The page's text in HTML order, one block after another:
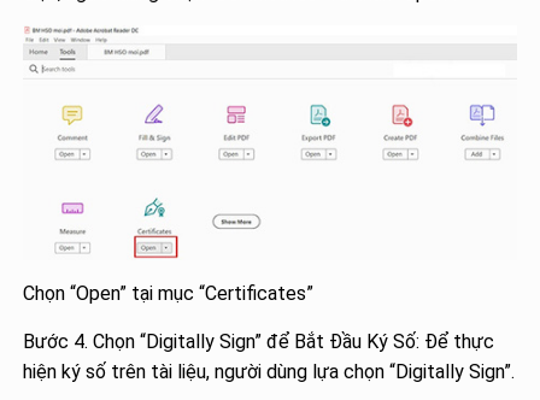
Chọn “Open” tại mục “Certificates”
Bước 4. Chọn “Digitally Sign” để Bắt Đầu Ký Số: Để thực
hiện ký số trên tài liệu, người dùng lựa chọn “Digitally Sign”.